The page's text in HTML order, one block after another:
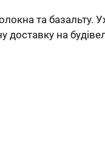
та базальту.
доставку на